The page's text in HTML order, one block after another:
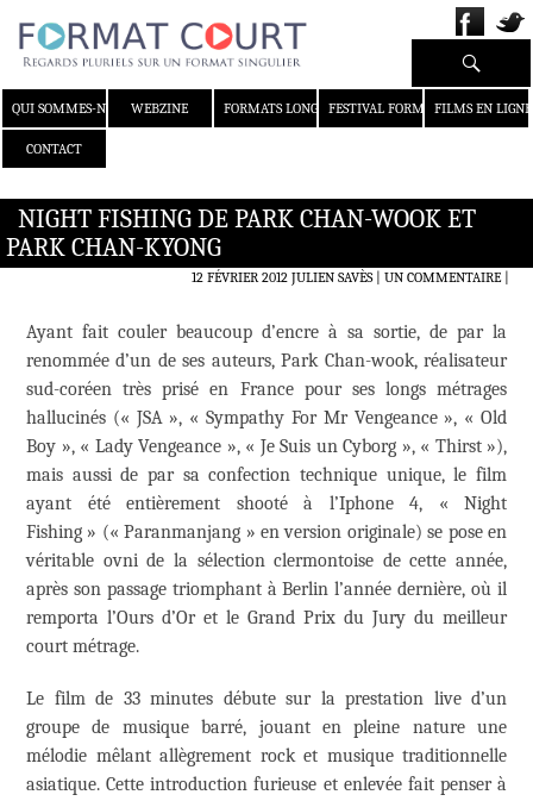
QUI SOMMES-NOUS ?WEBZINE FORMATS LONGS FESTIVAL FORMAT COURT
FILMS EN LIGNE
CONTACT
Recherche
NIGHT FISHING DE PARK CHAN-WOOK ET
PARK CHAN-KYONG
12 FÉVRIER 2012 JULIEN SAVÈS UN COMMENTAIRE|
Ayant fait couler beaucoup d’encre à sa sortie, de par la
renommée d’un de ses auteurs, Park Chan-wook, réalisateur
sud-coréen très prisé en France pour ses longs métrages
hallucinés (« JSA », « Sympathy For Mr Vengeance », « Old
Boy », « Lady Vengeance », « Je Suis un Cyborg », « Thirst »),
mais aussi de par sa confection technique unique, le film
ayant été entièrement shooté à l’Iphone 4, « Night
Fishing » (« Paranmanjang » en version originale) se pose en
véritable ovni de la sélection clermontoise de cette année,
après son passage triomphant à Berlin l’année dernière, où il
remporta l’Ours d’Or et le Grand Prix du Jury du meilleur
court métrage.
Le film de 33 minutes débute sur la prestation live d’un
groupe de musique barré, jouant en pleine nature une
mélodie mêlant allègrement rock et musique traditionnelle
asiatique. Cette introduction furieuse et enlevée fait penser à